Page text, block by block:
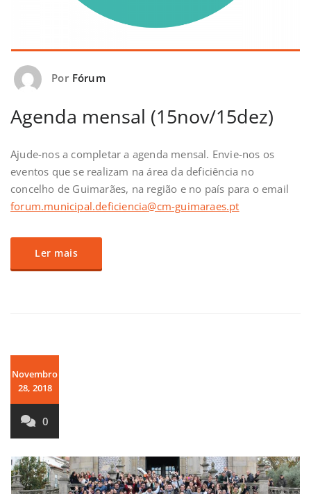
Por Fórum
Agenda mensal (15nov/15dez)
Ajude-nos a completar a agenda mensal. Envie-nos os
eventos que se realizam na área da deficiência no
concelho de Guimarães, na região e no país para o email
forum.municipal.deficiencia@cm-guimaraes.pt
Ler mais
Novembro
28, 2018
0